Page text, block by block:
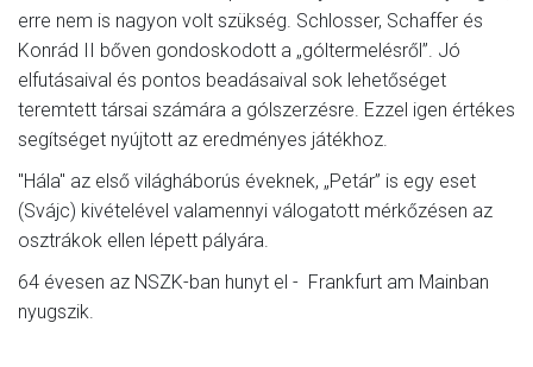
erre nem is nagyon volt szükség. Schlosser, Schaffer és
Konrád II bőven gondoskodott a „góltermelésről”. Jó
elfutásaival és pontos beadásaival sok lehetőséget
teremtett társai számára a gólszerzésre. Ezzel igen értékes
segítséget nyújtott az eredményes játékhoz.
"Hála" az első világháborús éveknek, „Petár” is egy eset
(Svájc) kivételével valamennyi válogatott mérkőzésen az
osztrákok ellen lépett pályára.
64 évesen az NSZK-ban hunyt el - Frankfurt am Mainban
nyugszik.